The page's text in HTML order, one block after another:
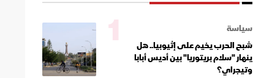
سياسة
شبح الحرب يخيم على إثيوبيا.. هل
ينهار "سلام بريتوريا" بين أديس أبابا
وتيجراي؟
1